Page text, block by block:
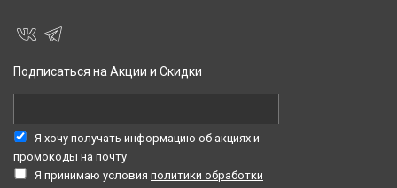
Подписаться на Акции и Скидки
Я хочу получать информацию об акциях и
промокоды на почту
Я принимаю условия политики обработки